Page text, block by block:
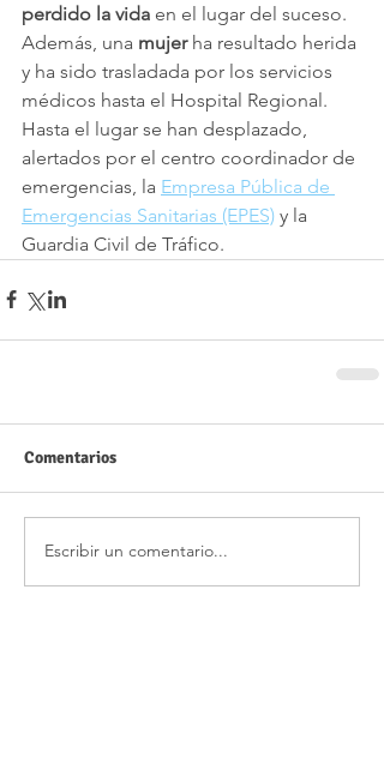
perdido la vida en el lugar del suceso.
Además, una mujer ha resultado herida
y ha sido trasladada por los servicios
médicos hasta el Hospital Regional.
Hasta el lugar se han desplazado,
alertados por el centro coordinador de
emergencias, la Empresa Pública de
Emergencias Sanitarias (EPES) y la
Guardia Civil de Tráfico.
Comentarios
Escribir un comentario...